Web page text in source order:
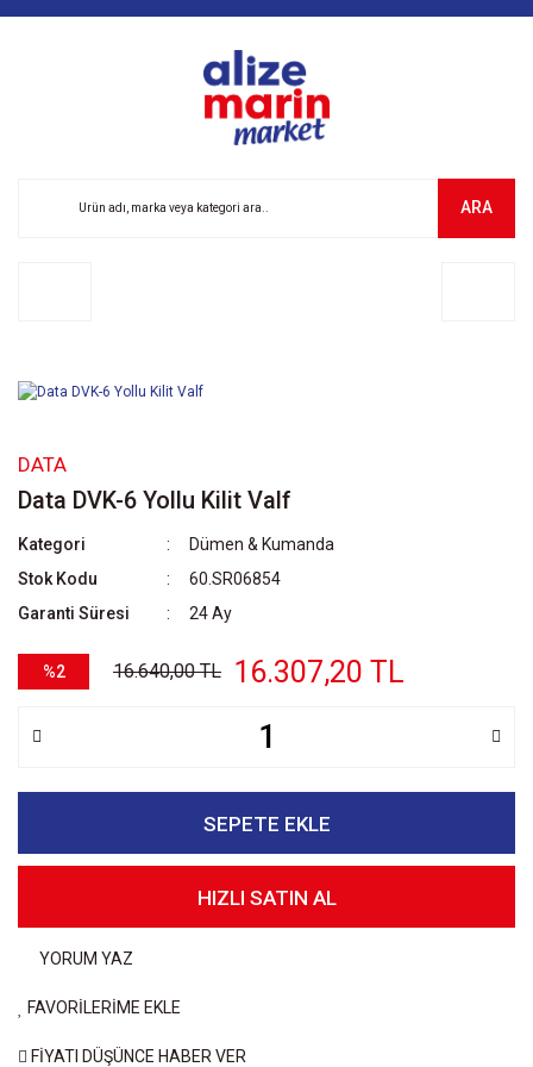
ARA
DATA
Data DVK-6 Yollu Kilit Valf
Kategori
Dümen & Kumanda
Stok Kodu
60.SR06854
Garanti Süresi
24 Ay
%2 16.640,00 TL 16.307,20 TL
SEPETE EKLE
HIZLI SATIN AL
YORUM YAZ
FAVORİLERİME EKLE
FİYATI DÜŞÜNCE HABER VER